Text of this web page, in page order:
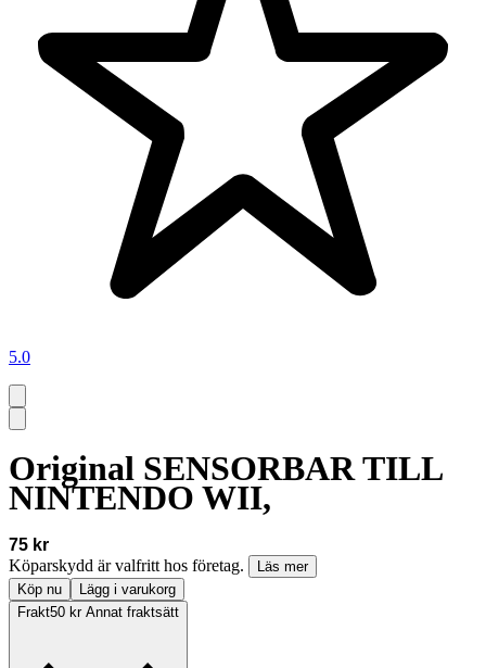
5.0
Original SENSORBAR TILL
NINTENDO WII,
75 kr
Köparskydd är valfritt hos företag.
Läs mer
Köp nu
Lägg i varukorg
Frakt50 kr Annat fraktsätt